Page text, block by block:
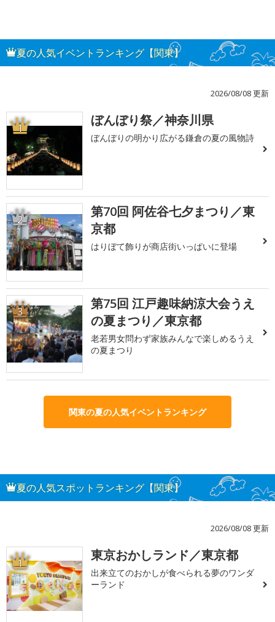
夏の人気イベントランキング【関東】
2026/08/08 更新
1 ぼんぼり祭／神奈川県
ぼんぼりの明かり広がる鎌倉の夏の風物詩
2
第70回 阿佐谷七夕まつり／東
京都
はりぼて飾りが商店街いっぱいに登場
3
第75回 江戸趣味納涼大会うえ
の夏まつり／東京都
老若男女問わず家族みんなで楽しめるうえ
の夏まつり
関東の夏の人気イベントランキング
夏の人気スポットランキング【関東】
2026/08/08 更新
1 東京おかしランド／東京都
出来立てのおかしが食べられる夢のワンダ
ーランド